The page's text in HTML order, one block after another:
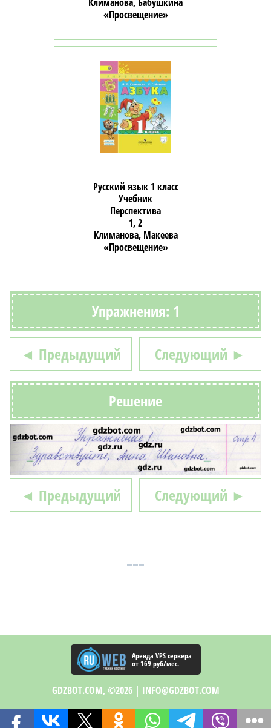
«Просвещение»
Русский язык 1 класс
Учебник
Перспектива
1, 2
Климанова, Макеева
«Просвещение»
Упражнения: 1
◄ Предыдущий Следующий ►
Решение
◄ Предыдущий Следующий ►
Аренда VPS сервера
от 169 руб/мес.
GDZBOT.COM, ©2026 | INFO@GDZBOT.COM